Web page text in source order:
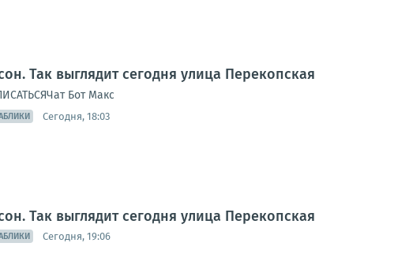
Так выглядит сегодня улица Перекопская
Бот Макс
Сегодня, 18:03
Так выглядит сегодня улица Перекопская
Сегодня, 19:06